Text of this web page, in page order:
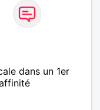
dans un 1er